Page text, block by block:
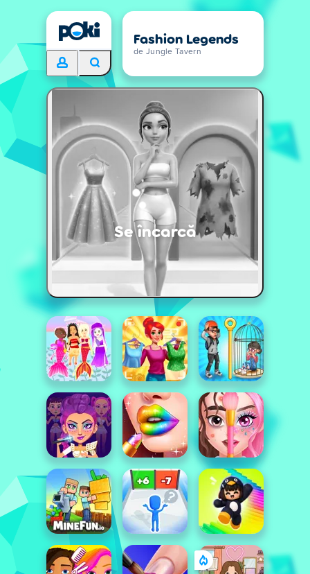
Fashion Legends
de Jungle Tavern
Se încarcă